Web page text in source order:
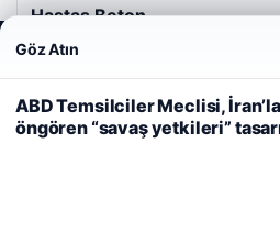
Hastaş Beton
26/05/2026
Web sitemizi nasıl kullandığınızı
deneyiminizi kişiselleştirmek ve
kullanıyoruz.Çerez Politikamız
Reddet Kabul Et
Göz Atın
ABD Temsilciler Meclisi,
öngören “savaş yetkileri”